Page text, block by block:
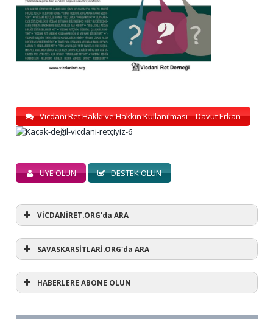
Vicdani Ret Hakkı ve Hakkın Kullanılması – Davut Erkan
ÜYE OLUN DESTEK OLUN
VİCDANİRET.ORG'da ARA
SAVASKARSİTLARİ.ORG'da ARA
HABERLERE ABONE OLUN